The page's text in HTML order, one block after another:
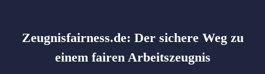
Zeugnisfairness.de: Der sichere Weg zu
einem fairen Arbeitszeugnis